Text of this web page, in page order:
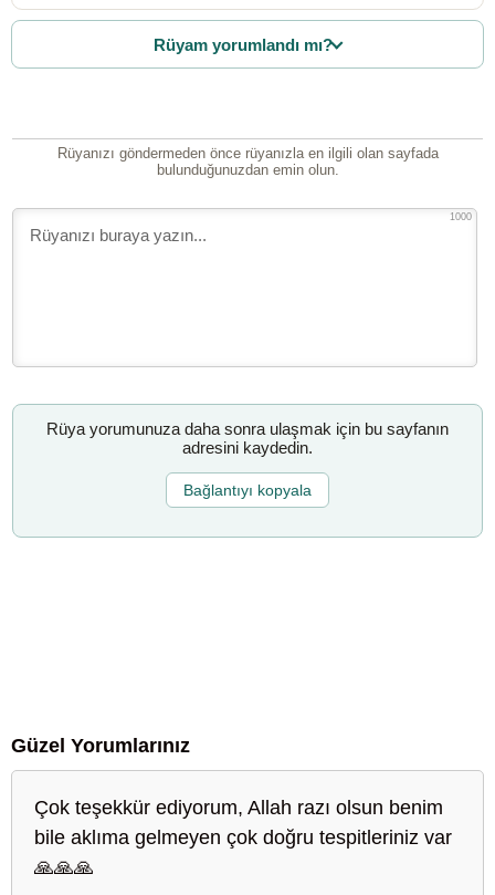
Rüyam yorumlandı mı?
Rüyanızı göndermeden önce rüyanızla en ilgili olan sayfada
bulunduğunuzdan emin olun.
1000
Rüya yorumunuza daha sonra ulaşmak için bu sayfanın
adresini kaydedin.
Bağlantıyı kopyala
Güzel Yorumlarınız
Çok teşekkür ediyorum, Allah razı olsun benim
bile aklıma gelmeyen çok doğru tespitleriniz var
🙏🙏🙏